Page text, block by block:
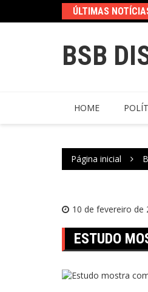
ÚLTIMAS
BSB
HOME
Página inicial
10 de fevereiro de
ESTUDO